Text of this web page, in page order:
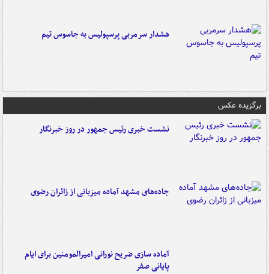
هشدار سرمربی پرسپولیس به جاسوس تیم
برگزیده عکس
نشست خبری رئیس جمهور در روز خبرنگار
جاده‌های مشهد آماده میزبانی از زائران رضوی
آماده سازی ضریح نورانی امیرالمومنین برای ایام
پایانی صفر